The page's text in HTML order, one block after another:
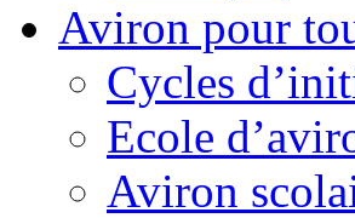
Aviron pour
Cycles
Ecole
Aviron